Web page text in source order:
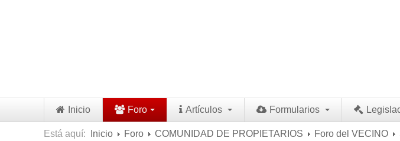
Inicio Foro Artículos Formularios
Está aquí: Inicio Foro COMUNIDAD DE PROPIETARIOS Foro del VECINO